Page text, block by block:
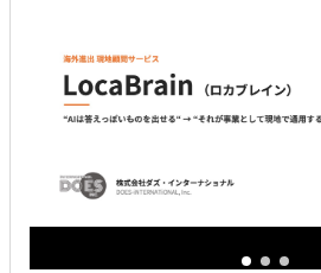
自社事業に最適な進出形態を知りたい